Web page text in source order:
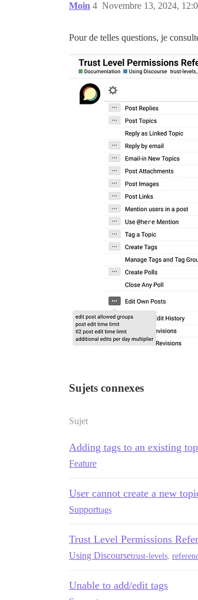
Moin Novembre 13, 2024,
4
Pour de telles questions, je
Sujets connexes
Sujet
Adding tags to an existing
Feature
User cannot create a new
Supporttags
Trust Level Permissions
Using Discoursetrust-levels
Unable to add/edit tags